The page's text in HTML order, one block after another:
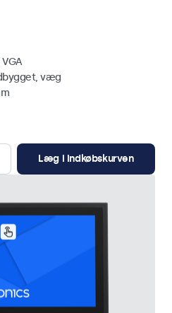
væg
Læg i indkøbskurven